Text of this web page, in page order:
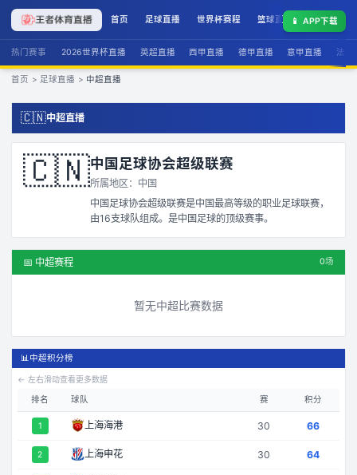
首页 足球直播 世界杯赛程 篮球直播 联赛积分
📱 APP下载
热门赛事 2026世界杯直播 英超直播 西甲直播 德甲直播 意甲直播 法甲
首页 > 足球直播 > 中超直播
🇨🇳中超直播
🇨🇳中国足球协会超级联赛
所属地区： 中国
中国足球协会超级联赛是中国最高等级的职业足球联赛，
由16支球队组成。是中国足球的顶级赛事。
📅 中超赛程 0场
暂无中超比赛数据
📊中超积分榜
← 左右滑动查看更多数据
排名 球队 赛 积分
1 上海海港 30 66
2 上海申花 30 64